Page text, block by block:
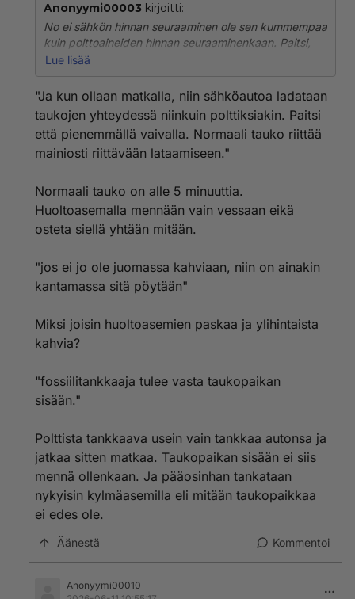
Anonyymi00003 kirjoitti:
No ei sähkön hinnan seuraaminen ole sen kummempaa
kuin polttoaineiden hinnan seuraaminenkaan. Paitsi,
että on paljon helpompaa ja vaivattomampaa.
vähänkin enemmän alennettu hinta.
Ja kun ollaan matkalla, niin sähköautoa ladataan
taukojen yhteydessä niinkuin polttiksiakin. Paitsi että
pienemmällä vaivalla. Normaali tauko riittää mainiosti
Fossiiliautoilija seisoskelee letkua pitelemässä tuulessa
biotarpeensa ja jos ei jo ole juomassa kahviaan, niin on
ainakin kantamassa sitä pöytään, kun fossiilitankkaaja
Niin, että kummankohan tankkauksessa/lataamisessa
käytetty erillinen touhuamisaika lopulta kestävän
Lue lisää
"Ja kun ollaan matkalla, niin sähköautoa ladataan
taukojen yhteydessä niinkuin polttiksiakin. Paitsi
että pienemmällä vaivalla. Normaali tauko riittää
mainiosti riittävään lataamiseen."
Normaali tauko on alle 5 minuuttia.
Huoltoasemalla mennään vain vessaan eikä
osteta siellä yhtään mitään.
"jos ei jo ole juomassa kahviaan, niin on ainakin
kantamassa sitä pöytään"
Miksi joisin huoltoasemien paskaa ja ylihintaista
kahvia?
"fossiilitankkaaja tulee vasta taukopaikan
sisään."
Polttista tankkaava usein vain tankkaa autonsa ja
jatkaa sitten matkaa. Taukopaikan sisään ei siis
mennä ollenkaan. Ja pääosinhan tankataan
nykyisin kylmäasemilla eli mitään taukopaikkaa
ei edes ole.
Äänestä Kommentoi
Anonyymi00010